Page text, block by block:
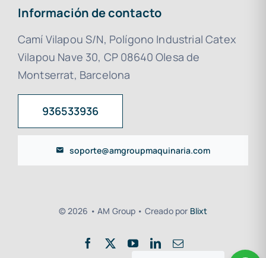
Información de contacto
Camí Vilapou S/N, Polígono Industrial Catex
Vilapou Nave 30, CP 08640 Olesa de
Montserrat, Barcelona
936533936
soporte@amgroupmaquinaria.com
© 2026 • AM Group • Creado por Blixt